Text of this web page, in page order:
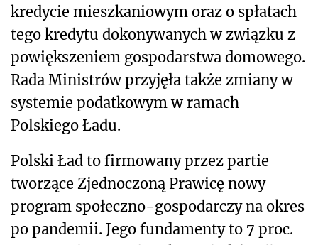
kredycie mieszkaniowym oraz o spłatach
tego kredytu dokonywanych w związku z
powiększeniem gospodarstwa domowego.
Rada Ministrów przyjęła także zmiany w
systemie podatkowym w ramach
Polskiego Ładu.
Polski Ład to firmowany przez partie
tworzące Zjednoczoną Prawicę nowy
program społeczno-gospodarczy na okres
po pandemii. Jego fundamenty to 7 proc.